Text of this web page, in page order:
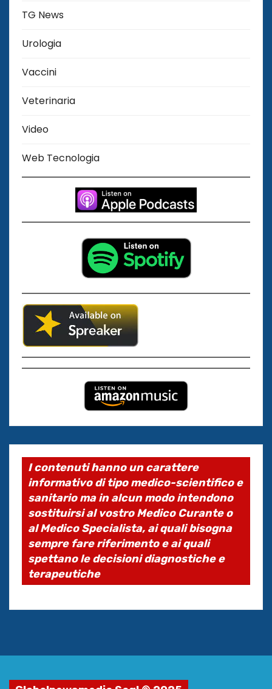
TG News
Urologia
Vaccini
Veterinaria
Video
Web Tecnologia
I contenuti hanno un carattere
informativo di tipo medico-scientifico e
sanitario ma in alcun modo intendono
sostituirsi al vostro Medico Curante o
al Medico Specialista, ai quali bisogna
sempre fare riferimento e ai quali
spettano le decisioni diagnostiche e
terapeutiche